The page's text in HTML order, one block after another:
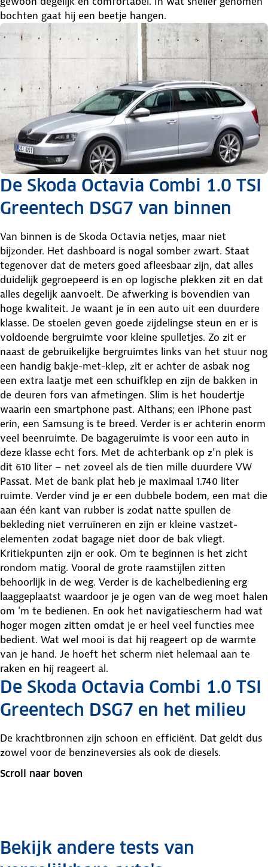
bochten gaat hij een beetje hangen.
De Skoda Octavia Combi 1.0 TSI
Greentech DSG7 van binnen
Van binnen is de Skoda Octavia netjes, maar niet
bijzonder. Het dashboard is nogal somber zwart. Staat
tegenover dat de meters goed afleesbaar zijn, dat alles
duidelijk gegroepeerd is en op logische plekken zit en dat
alles degelijk aanvoelt. De afwerking is bovendien van
hoge kwaliteit. Je waant je in een auto uit een duurdere
klasse. De stoelen geven goede zijdelingse steun en er is
voldoende bergruimte voor kleine spulletjes. Zo zit er
naast de gebruikelijke bergruimtes links van het stuur nog
een handig bakje-met-klep, zit er achter de asbak nog
een extra laatje met een schuifklep en zijn de bakken in
de deuren fors van afmetingen. Slim is het houdertje
waarin een smartphone past. Althans; een iPhone past
erin, een Samsung is te breed. Verder is er achterin enorm
veel beenruimte. De bagageruimte is voor een auto in
deze klasse echt fors. Met de achterbank op z’n plek is
dit 610 liter – net zoveel als de tien mille duurdere VW
Passat. Met de bank plat heb je maximaal 1.740 liter
ruimte. Verder vind je er een dubbele bodem, een mat die
aan één kant van rubber is zodat natte spullen de
bekleding niet verruïneren en zijn er kleine vastzet-
elementen zodat bagage niet door de bak vliegt.
Kritiekpunten zijn er ook. Om te beginnen is het zicht
rondom matig. Vooral de grote raamstijlen zitten
behoorlijk in de weg. Verder is de kachelbediening erg
laaggeplaatst waardoor je je ogen van de weg moet halen
om 'm te bedienen. En ook het navigatiescherm had wat
hoger mogen zitten omdat je er heel veel functies mee
bedient. Wat wel mooi is dat hij reageert op de warmte
van je hand. Je hoeft het scherm niet helemaal aan te
raken en hij reageert al.
De Skoda Octavia Combi 1.0 TSI
Greentech DSG7 en het milieu
De krachtbronnen zijn schoon en efficiënt. Dat geldt dus
zowel voor de benzineversies als ook de diesels.
Scroll naar boven
Bekijk andere tests van